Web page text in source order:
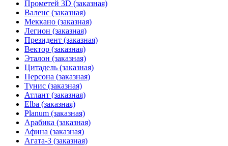
Прометей 3D (заказная)
Валенс (заказная)
Меккано (заказная)
Легион (заказная)
Президент (заказная)
Вектор (заказная)
Эталон (заказная)
Цитадель (заказная)
Персона (заказная)
Тунис (заказная)
Атлант (заказная)
Elba (заказная)
Planum (заказная)
Арабика (заказная)
Афина (заказная)
Агата-3 (заказная)